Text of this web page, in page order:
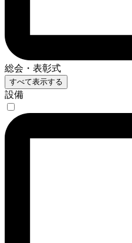
総会・表彰式
すべて表示する
設備